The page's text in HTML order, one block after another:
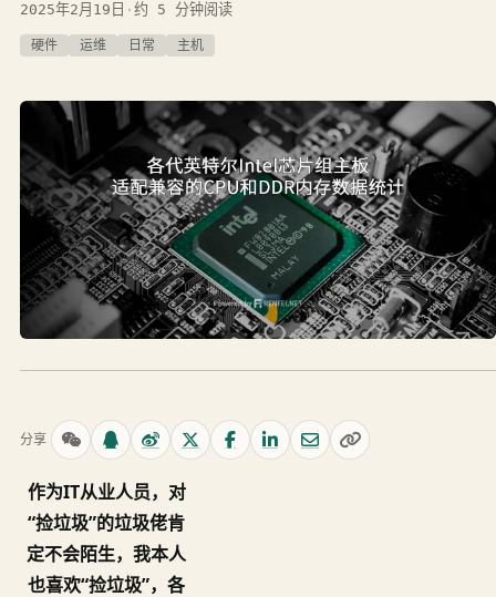
2025年2月19日 · 约 5 分钟阅读
硬件 运维 日常 主机
分享
作为IT从业人员，对
“捡垃圾”的垃圾佬肯
定不会陌生，我本人
也喜欢“捡垃圾”，各